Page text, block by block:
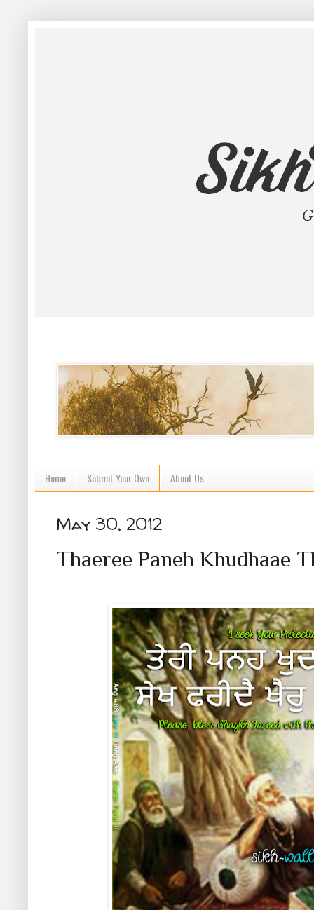
Home Submit Your Own About Us
May 30, 2012
Thaeree Paneh Khudhaae